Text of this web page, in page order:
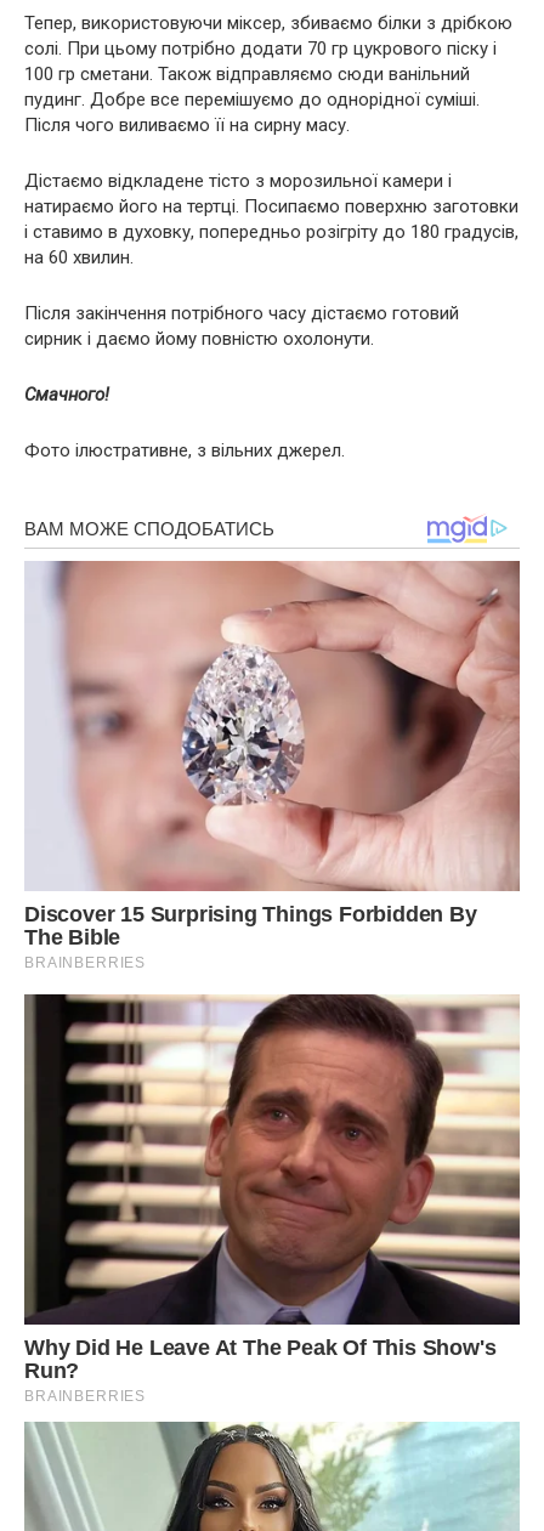
Тепер, використовуючи міксер, збиваємо білки з дрібкою
солі. При цьому потрібно додати 70 гр цукрового піску і
100 гр сметани. Також відправляємо сюди ванільний
пудинг. Добре все перемішуємо до однорідної суміші.
Після чого виливаємо її на сирну масу.
Дістаємо відкладене тісто з морозильної камери і
натираємо його на тертці. Посипаємо поверхню заготовки
і ставимо в духовку, попередньо розігріту до 180 градусів,
на 60 хвилин.
Після закінчення потрібного часу дістаємо готовий
сирник і даємо йому повністю охолонути.
Смачного!
Фото ілюстративне, з вільних джерел.